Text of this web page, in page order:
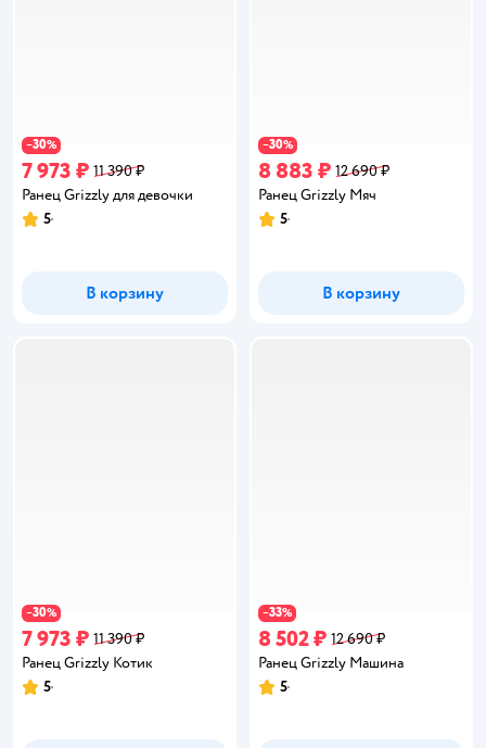
−30%
7 973 ₽ 11 390 ₽
Ранец Grizzly для девочки
Рейтинг:
5
В корзину
−30%
8 883 ₽ 12 690 ₽
Ранец Grizzly Мяч
Рейтинг:
5
В корзину
−30%
7 973 ₽ 11 390 ₽
Ранец Grizzly Котик
Рейтинг:
5
−33%
8 502 ₽ 12 690 ₽
Ранец Grizzly Машина
Рейтинг:
5